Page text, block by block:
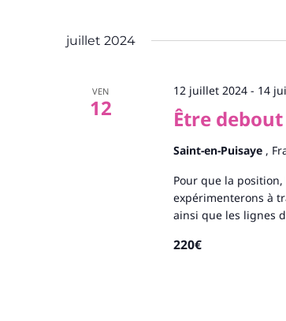
juillet 2024
VEN
12 Être debout
12 juillet 2024- 14
Saint-en-Puisaye ,
Pour que la
expérimenterons à
ainsi que les lignes
220€